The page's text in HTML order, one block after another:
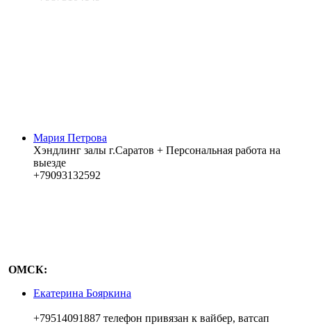
Мария Петрова
Хэндлинг залы г.Саратов + Персональная работа на
выезде
+79093132592
ОМСК:
Екатерина Бояркина
+79514091887 телефон привязан к вайбер, ватсап